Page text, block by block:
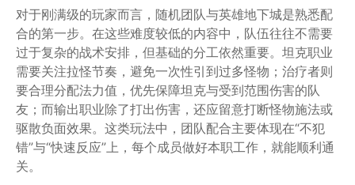
对于刚满级的玩家而言，随机团队与英雄地下城是熟悉配
合的第一步。在这些难度较低的内容中，队伍往往不需要
过于复杂的战术安排，但基础的分工依然重要。坦克职业
需要关注拉怪节奏，避免一次性引到过多怪物；治疗者则
要合理分配法力值，优先保障坦克与受到范围伤害的队
友；而输出职业除了打出伤害，还应留意打断怪物施法或
驱散负面效果。这类玩法中，团队配合主要体现在“不犯
错”与“快速反应”上，每个成员做好本职工作，就能顺利通
关。